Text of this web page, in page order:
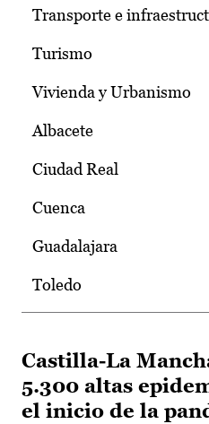
Transporte e
Turismo
Vivienda y Urbanismo
Albacete
Ciudad Real
Cuenca
Guadalajara
Toledo
Castilla-La
5.300 altas
el inicio de la